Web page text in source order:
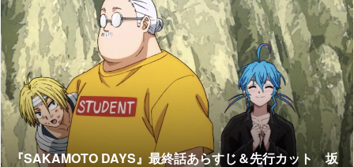
『SAKAMOTO DAYS』最終話あらすじ＆先行カット 坂